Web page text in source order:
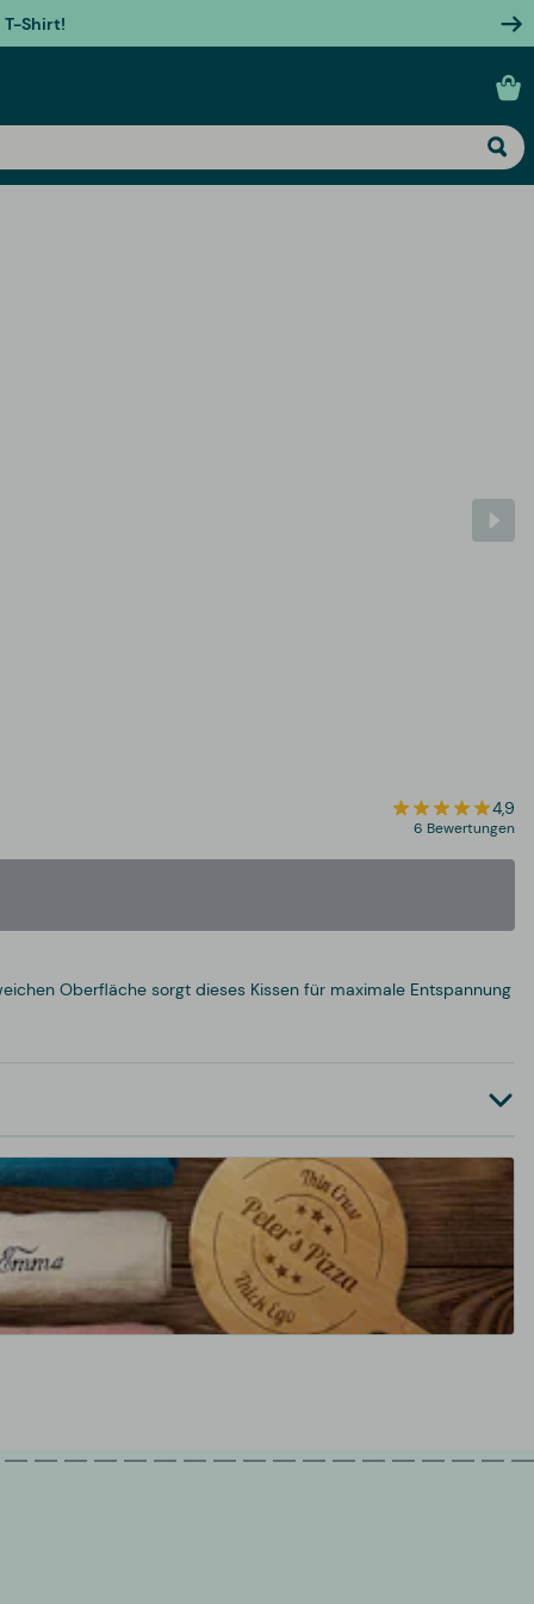
T-Shirt!
4,9
6 Bewertungen
Oberfläche sorgt dieses Kissen für maximale Entspannung